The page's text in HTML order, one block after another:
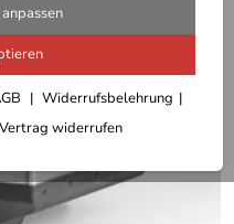
Widerrufsbelehrung
Vertrag widerrufen